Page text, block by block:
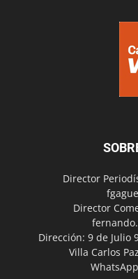
Director
Director
Dirección: 9 de Julio
Villa Carlos